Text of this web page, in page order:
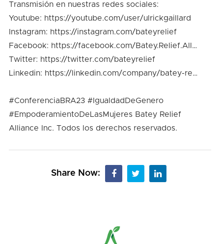
Transmisión en nuestras redes sociales:
Youtube: https://youtube.com/user/ulrickgaillard
Instagram: https://instagram.com/bateyrelief
Facebook: https://facebook.com/Batey.Relief.All…
Twitter: https://twitter.com/bateyrelief
Linkedin: https://linkedin.com/company/batey-re…
#ConferenciaBRA23 #IgualdadDeGenero
#EmpoderamientoDeLasMujeres Batey Relief
Alliance Inc. Todos los derechos reservados.
Share Now: